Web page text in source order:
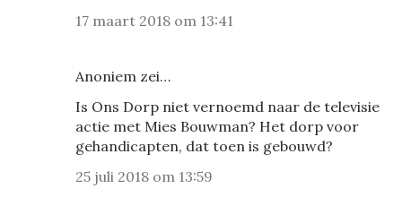
17 maart 2018 om 13:41
Anoniem zei…
Is Ons Dorp niet vernoemd naar de televisie
actie met Mies Bouwman? Het dorp voor
gehandicapten, dat toen is gebouwd?
25 juli 2018 om 13:59